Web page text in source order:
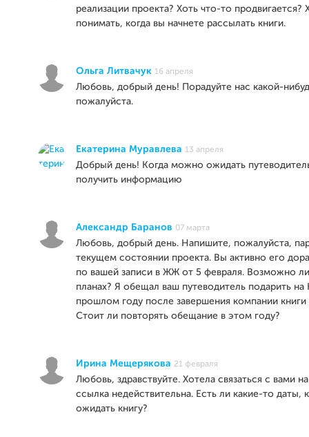
реализации проекта? Хоть что-то продвигается?
понимать, когда вы начнете рассылать книги.
Ольга Литвачук 16 апреля
Любовь, добрый день! Порадуйте нас какой-
пожалуйста.
Екатерина Муравлева 13 апреля
Добрый день! Когда можно ожидать
получить информацию
Александр Баранов 07 марта
Любовь, добрый день. Напишите, пожалуйста,
текущем состоянии проекта. Вы активно его
по вашей записи в ЖЖ от 5 февраля. Возможно ли
планах? Я обещал ваш путеводитель подарить
прошлом году после завершения компании
Стоит ли повторять обещание в этом году?
Ирина Мещерякова 21 февраля
Любовь, здравствуйте. Хотела связаться с вами
ссылка недействительна. Есть ли какие-то даты,
ожидать книгу?